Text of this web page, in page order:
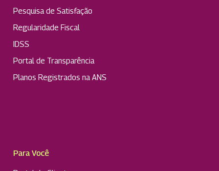
Pesquisa de Satisfação
Regularidade Fiscal
IDSS
Portal de Transparência
Planos Registrados na ANS
Para Você